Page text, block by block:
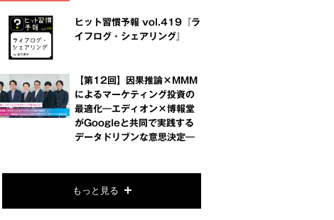
ヒット習慣予報 vol.419『ラ
イフログ・シェアリング』
【第12回】因果推論×MMM
によるマーケティング投資の
最適化―エディオン×博報堂
がGoogleと共同で実践する
データドリブンな意思決定―
もっと見る